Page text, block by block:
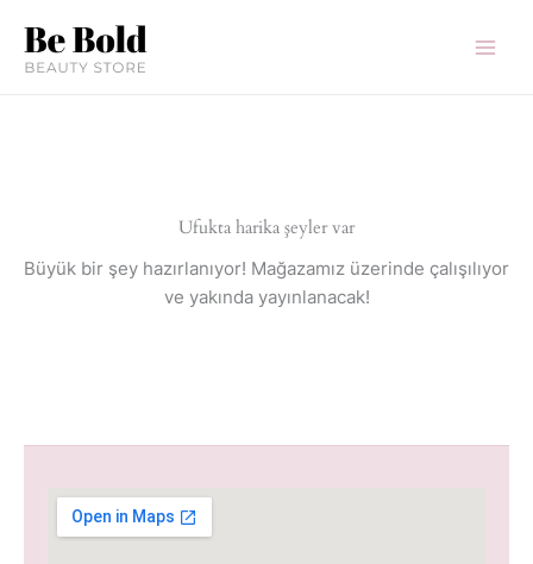
Ufukta harika şeyler var
Büyük bir şey hazırlanıyor! Mağazamız üzerinde çalışılıyor
ve yakında yayınlanacak!